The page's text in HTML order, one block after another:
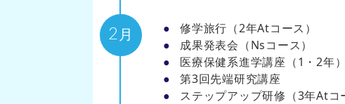
2 月
修学旅行（2年Atコース）
成果発表会（Nsコース）
医療保健系進学講座（1・2年）
第3回先端研究講座
ステップアップ研修（3年Atコ